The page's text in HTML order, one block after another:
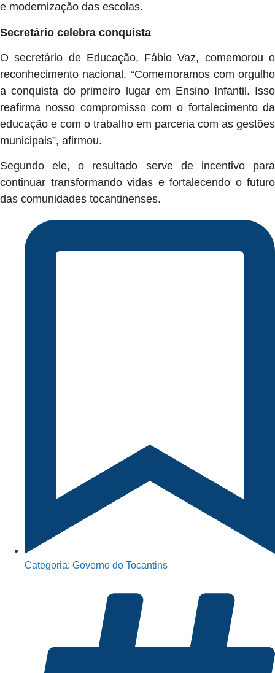
e modernização das escolas.
Secretário celebra conquista
O secretário de Educação, Fábio Vaz, comemorou o
reconhecimento nacional. “Comemoramos com orgulho
a conquista do primeiro lugar em Ensino Infantil. Isso
reafirma nosso compromisso com o fortalecimento da
educação e com o trabalho em parceria com as gestões
municipais”, afirmou.
Segundo ele, o resultado serve de incentivo para
continuar transformando vidas e fortalecendo o futuro
das comunidades tocantinenses.
Categoria: Governo do Tocantins